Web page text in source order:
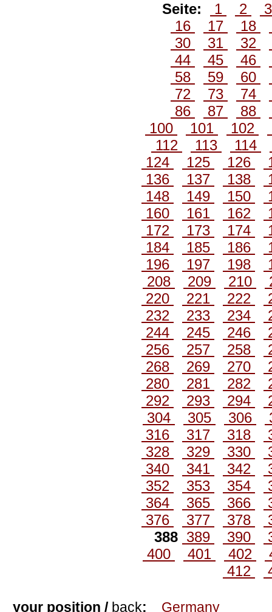
Seite: 1 2
16
17 18
30
31 32
44
45 46
58
59 60
72
73 74
86
87 88
100
101 102
112
113 114
124
125 126
136
137 138
148
149 150
160
161 162
172
173 174
184
185 186
196
197 198
208
209 210
220
221 222
232
233 234
244
245 246
256
257 258
268
269 270
280
281 282
292
293 294
304
305 306
316
317 318
328
329 330
340
341 342
352
353 354
364
365 366
376
377 378
388 389 390
400
401 402
412
your position / back: Germany